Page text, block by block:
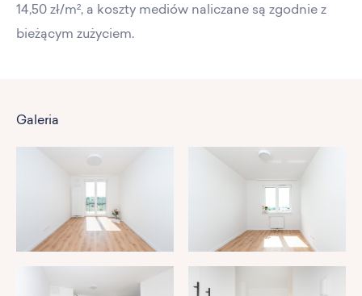
14,50 zł/m², a koszty mediów naliczane są zgodnie z
bieżącym zużyciem.
Galeria